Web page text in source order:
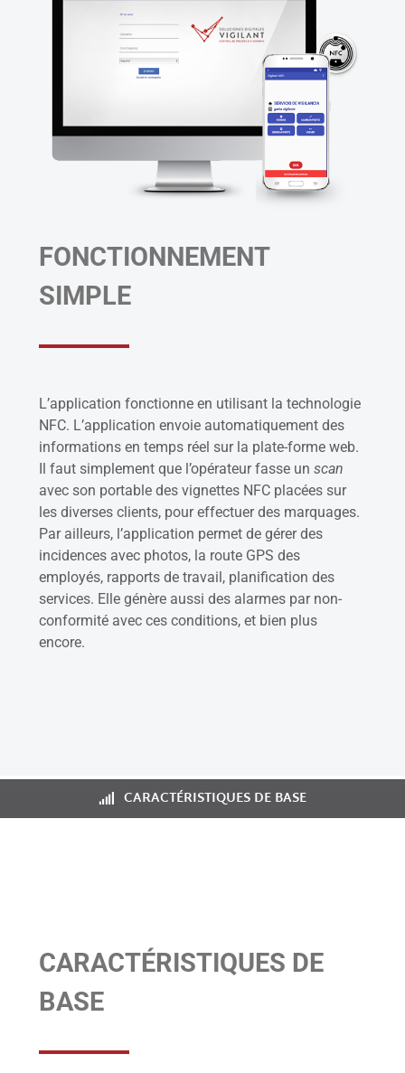
FONCTIONNEMENT
SIMPLE
L’application fonctionne en utilisant la technologie
NFC. L’application envoie automatiquement des
informations en temps réel sur la plate-forme web.
Il faut simplement que l’opérateur fasse un scan
avec son portable des vignettes NFC placées sur
les diverses clients, pour effectuer des marquages.
Par ailleurs, l’application permet de gérer des
incidences avec photos, la route GPS des
employés, rapports de travail, planification des
services. Elle génère aussi des alarmes par non-
conformité avec ces conditions, et bien plus
encore.
CARACTÉRISTIQUES DE BASE
CARACTÉRISTIQUES DE
BASE